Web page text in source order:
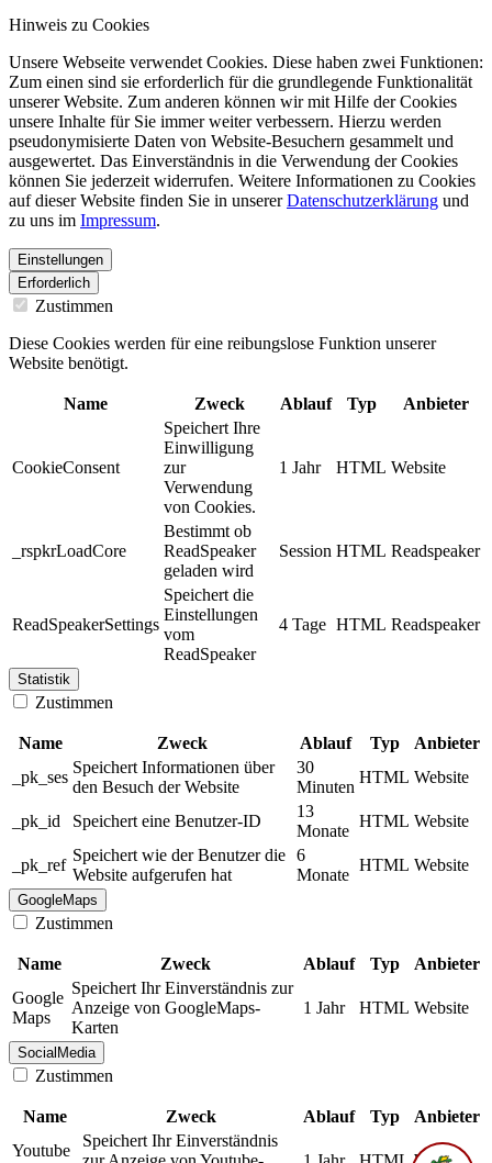
Hinweis zu Cookies
Unsere Webseite verwendet Cookies. Diese haben zwei Funktionen:
Zum einen sind sie erforderlich für die grundlegende Funktionalität
unserer Website. Zum anderen können wir mit Hilfe der Cookies
unsere Inhalte für Sie immer weiter verbessern. Hierzu werden
pseudonymisierte Daten von Website-Besuchern gesammelt und
ausgewertet. Das Einverständnis in die Verwendung der Cookies
können Sie jederzeit widerrufen. Weitere Informationen zu Cookies
auf dieser Website finden Sie in unsererDatenschutzerklärung und
zu uns im Impressum.
Einstellungen
Erforderlich
Zustimmen
Diese Cookies werden für eine reibungslose Funktion unserer
Website benötigt.
Name Zweck Ablauf Typ Anbieter
CookieConsent
Speichert Ihre
Einwilligung
zur
Verwendung
von Cookies.
1 Jahr HTML Website
_rspkrLoadCore
Bestimmt ob
ReadSpeaker
geladen wird
Session HTML Readspeaker
ReadSpeakerSettings
Speichert die
Einstellungen
vom
ReadSpeaker
4 Tage HTML Readspeaker
Statistik
Zustimmen
Name Zweck Ablauf Typ
Anbieter
_pk_ses
Speichert Informationen über
den Besuch der Website
30
Minuten
HTML Website
_pk_id Speichert eine Benutzer-ID
13
Monate
HTML Website
_pk_ref
Speichert wie der Benutzer die
Website aufgerufen hat
6
Monate
HTML Website
GoogleMaps
Zustimmen
Name Zweck Ablauf Typ
Anbieter
Google
Maps
Speichert Ihr Einverständnis zur
Anzeige von GoogleMaps-
Karten
1 Jahr HTML Website
SocialMedia
Zustimmen
Name Zweck Ablauf Typ
Anbieter
Youtube
Speichert Ihr Einverständnis